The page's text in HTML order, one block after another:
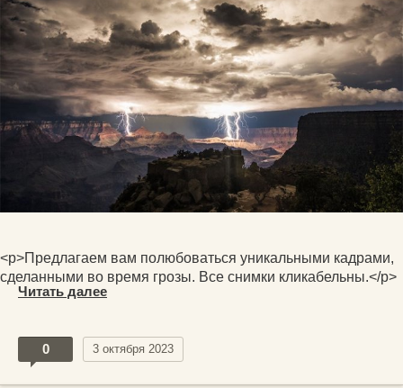
<p>Предлагаем вам полюбоваться уникальными кадрами,
сделанными во время грозы. Все снимки кликабельны.</p>
Читать далее
0 3 октября 2023